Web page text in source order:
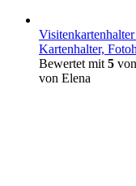
Kartenhalter,
Bewertet mit 5
von Elena